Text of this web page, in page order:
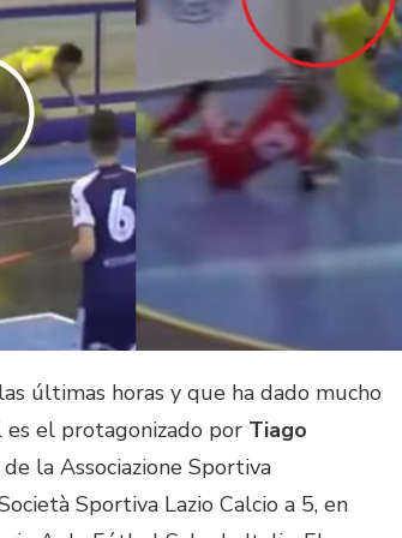
últimas horas y que ha dado mucho
el protagonizado por Tiago
la Associazione Sportiva
Sportiva Lazio Calcio a 5, en